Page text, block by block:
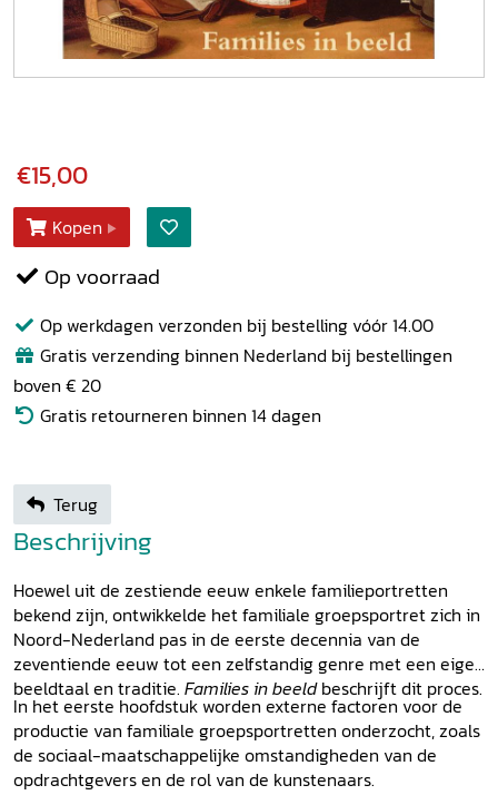
€15,00
Kopen
Op voorraad
Op werkdagen verzonden bij bestelling vóór 14.00
Gratis verzending binnen Nederland bij bestellingen
boven € 20
Gratis retourneren binnen 14 dagen
Terug
Beschrijving
Hoewel uit de zestiende eeuw enkele familieportretten
bekend zijn, ontwikkelde het familiale groepsportret zich in
Noord-Nederland pas in de eerste decennia van de
zeventiende eeuw tot een zelfstandig genre met een eigen
beeldtaal en traditie. Families in beeldbeschrijft dit proces.
In het eerste hoofdstuk worden externe factoren voor de
productie van familiale groepsportretten onderzocht, zoals
de sociaal-maatschappelijke omstandigheden van de
opdrachtgevers en de rol van de kunstenaars.